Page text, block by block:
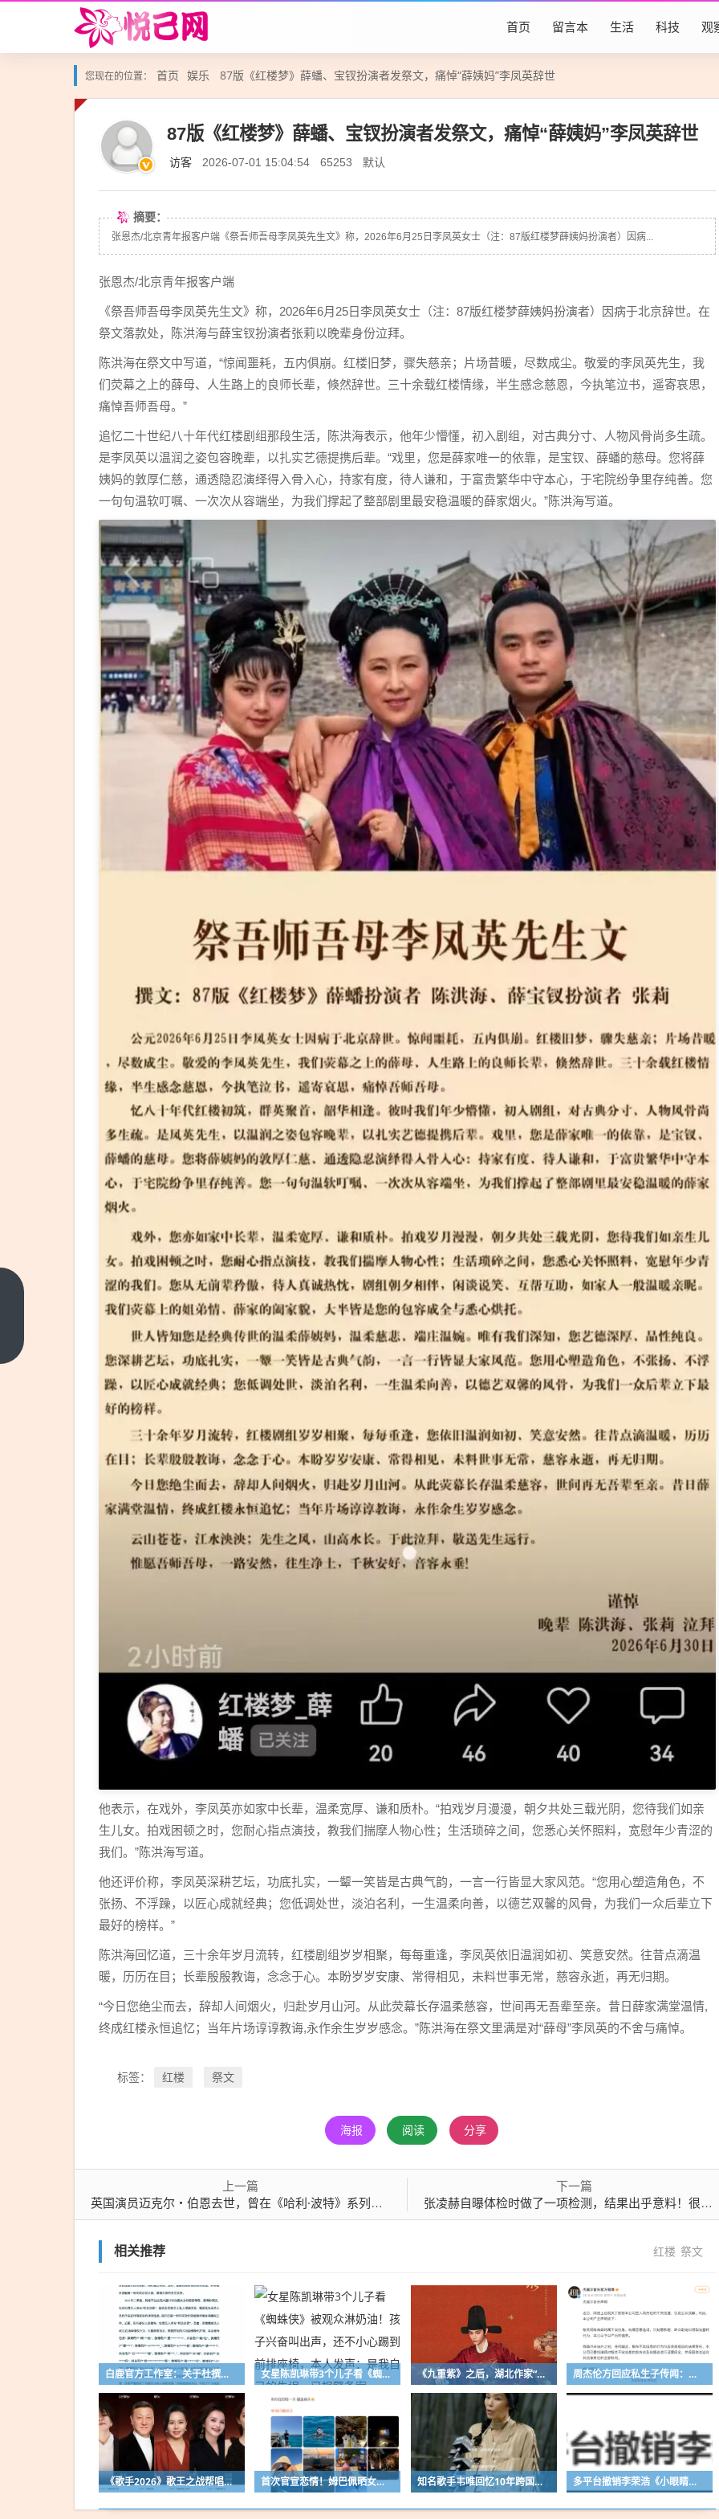
首页 留言本 生活 科技 观
您现在的位置： 首页 娱乐 87版《红楼梦》薛蟠、宝钗扮演者发祭文，痛悼“薛姨妈”李凤英辞世
87版《红楼梦》薛蟠、宝钗扮演者发祭文，痛悼“薛姨妈”李凤英辞世
访客 2026-07-01 15:04:54 65253 默认
摘要：
张恩杰/北京青年报客户端《祭吾师吾母李凤英先生文》称，2026年6月25日李凤英女士（注：87版红楼梦薛姨妈扮演者）因病...
张恩杰/北京青年报客户端
《祭吾师吾母李凤英先生文》称，2026年6月25日李凤英女士（注：87版红楼梦薛姨妈扮演者）因病于北京辞世。在
祭文落款处，陈洪海与薛宝钗扮演者张莉以晚辈身份泣拜。
陈洪海在祭文中写道，“惊闻噩耗，五内俱崩。红楼旧梦，骤失慈亲；片场昔暖，尽数成尘。敬爱的李凤英先生，我
们荧幕之上的薛母、人生路上的良师长辈，倏然辞世。三十余载红楼情缘，半生感念慈恩，今执笔泣书，遥寄哀思，
痛悼吾师吾母。”
追忆二十世纪八十年代红楼剧组那段生活，陈洪海表示，他年少懵懂，初入剧组，对古典分寸、人物风骨尚多生疏。
是李凤英以温润之姿包容晚辈，以扎实艺德提携后辈。“戏里，您是薛家唯一的依靠，是宝钗、薛蟠的慈母。您将薛
姨妈的敦厚仁慈，通透隐忍演绎得入骨入心，持家有度，待人谦和，于富贵繁华中守本心，于宅院纷争里存纯善。您
一句句温软叮嘱、一次次从容端坐，为我们撑起了整部剧里最安稳温暖的薛家烟火。”陈洪海写道。
他表示，在戏外，李凤英亦如家中长辈，温柔宽厚、谦和质朴。“拍戏岁月漫漫，朝夕共处三载光阴，您待我们如亲
生儿女。拍戏困顿之时，您耐心指点演技，教我们揣摩人物心性；生活琐碎之间，您悉心关怀照料，宽慰年少青涩的
我们。”陈洪海写道。
他还评价称，李凤英深耕艺坛，功底扎实，一颦一笑皆是古典气韵，一言一行皆显大家风范。“您用心塑造角色，不
张扬、不浮躁，以匠心成就经典；您低调处世，淡泊名利，一生温柔向善，以德艺双馨的风骨，为我们一众后辈立下
最好的榜样。”
陈洪海回忆道，三十余年岁月流转，红楼剧组岁岁相聚，每每重逢，李凤英依旧温润如初、笑意安然。往昔点滴温
暖，历历在目；长辈殷殷教诲，念念于心。本盼岁岁安康、常得相见，未料世事无常，慈容永逝，再无归期。
“今日您绝尘而去，辞却人间烟火，归赴岁月山河。从此荧幕长存温柔慈容，世间再无吾辈至亲。昔日薛家满堂温情,
终成红楼永恒追忆；当年片场谆谆教诲,永作余生岁岁感念。”陈洪海在祭文里满是对“薛母”李凤英的不舍与痛悼。
标签： 红楼 祭文
海报 阅读 分享
上一篇
英国演员迈克尔・伯恩去世，曾在《哈利·波特》系列电影中饰演老年格林德沃
下一篇
张凌赫自曝体检时做了一项检测，结果出乎意料！很多人都会忽视，严重或引发休克
相关推荐 红楼 祭文
白鹿官方工作室：关于杜撰艺人参与“权色交易”、编造及歪曲艺人私人情感关系、捏造不实恋情一事，将持续全网取证，严肃追责 女星陈凯琳带3个儿子看《蜘蛛侠》被观众淋奶油！孩子兴奋叫出声，还不小心踢到前排座椅，本人发声：是我自己的失误，已报警备案 《九重紫》之后，湖北作家“吱吱”作品《花开锦绣》再被影视化，丁禹兮、邓恩熙主演，8月9日开播 周杰伦方回应私生子传闻：不实信息，纯属恶意造谣，其刻意影射、哗众取宠以博取流量的行为，本公司予以严厉的谴责
《歌手2026》歌王之战帮唱嘉宾官宣：毛阿敏帮唱齐豫，韩磊帮唱胡彦斌，龚琳娜帮唱尤长靖，吴碧霞帮唱万妮达，欧阳娜娜帮唱窦靖童 首次官宣恋情！姆巴佩晒女友背影照，称“有你在的每一天都是晴天”，女友系西班牙顶流女星，曾有中国游客偶遇二人出游，姆巴佩态度亲和 知名歌手韦唯回忆10年跨国婚姻：完全就是上当，婚后才知道对方比自己大25岁，表面光鲜藏着控制和暴力 多平台撤销李荣浩《小眼睛》作曲署名，4个月前他曾发长文：“我没有抄袭！我一定会处理好这件事，大家一定等我消息”